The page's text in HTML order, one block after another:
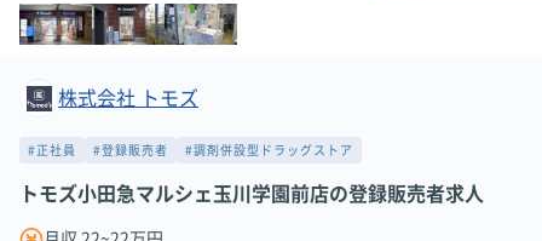
株式会社 トモズ
#正社員 #登録販売者 #調剤併設型ドラッグストア
トモズ小田急マルシェ玉川学園前店の登録販売者求人